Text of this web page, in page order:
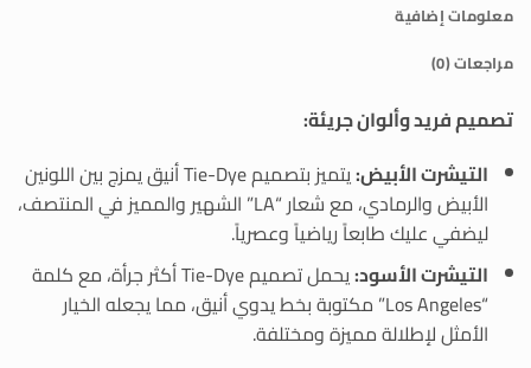
معلومات إضافية
مراجعات (0)
تصميم فريد وألوان جريئة:
التيشرت الأبيض:
يتميز بتصميم Tie-Dye أنيق يمزج بين اللونين
الأبيض والرمادي، مع شعار “LA” الشهير والمميز في المنتصف،
ليضفي عليك طابعاً رياضياً وعصرياً.
التيشرت الأسود:
يحمل تصميم Tie-Dye أكثر جرأة، مع كلمة
“Los Angeles” مكتوبة بخط يدوي أنيق، مما يجعله الخيار
الأمثل لإطلالة مميزة ومختلفة.